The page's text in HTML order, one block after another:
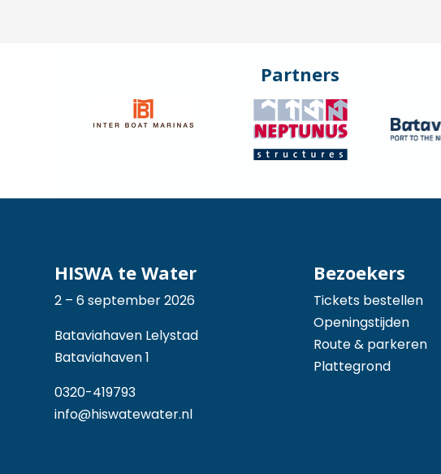
Partners
HISWA te Water
2 – 6 september 2026
Bataviahaven Lelystad
Bataviahaven 1
0320-419793
info@hiswatewater.nl
Bezoekers
Tickets bestellen
Openingstijden
Route & parkeren
Plattegrond